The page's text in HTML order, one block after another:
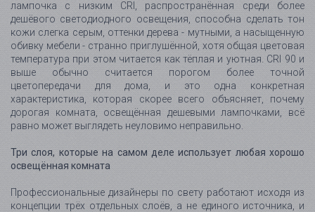
лампочка с низким CRI, распространённая среди более
дешёвого светодиодного освещения, способна сделать тон
кожи слегка серым, оттенки дерева - мутными, а насыщенную
обивку мебели - странно приглушённой, хотя общая цветовая
температура при этом читается как тёплая и уютная. CRI 90 и
выше обычно считается порогом более точной
цветопередачи для дома, и это одна конкретная
характеристика, которая скорее всего объясняет, почему
дорогая комната, освещённая дешевыми лампочками, всё
равно может выглядеть неуловимо неправильно.
Три слоя, которые на самом деле использует любая хорошо
освещённая комната
Профессиональные дизайнеры по свету работают исходя из
концепции трёх отдельных слоёв, а не единого источника, и